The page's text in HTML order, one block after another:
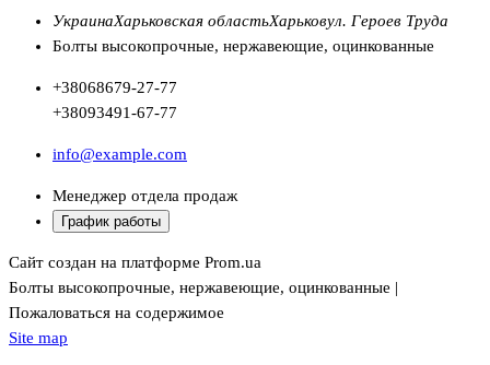
УкраинаХарьковская областьХарьковул. Героев Труда
Болты высокопрочные, нержавеющие, оцинкованные
+38068679-27-77
+38093491-67-77
info@example.com
Менеджер отдела продаж
График работы
Сайт создан на платформе Prom.ua
Болты высокопрочные, нержавеющие, оцинкованные |
Пожаловаться на содержимое
Site map